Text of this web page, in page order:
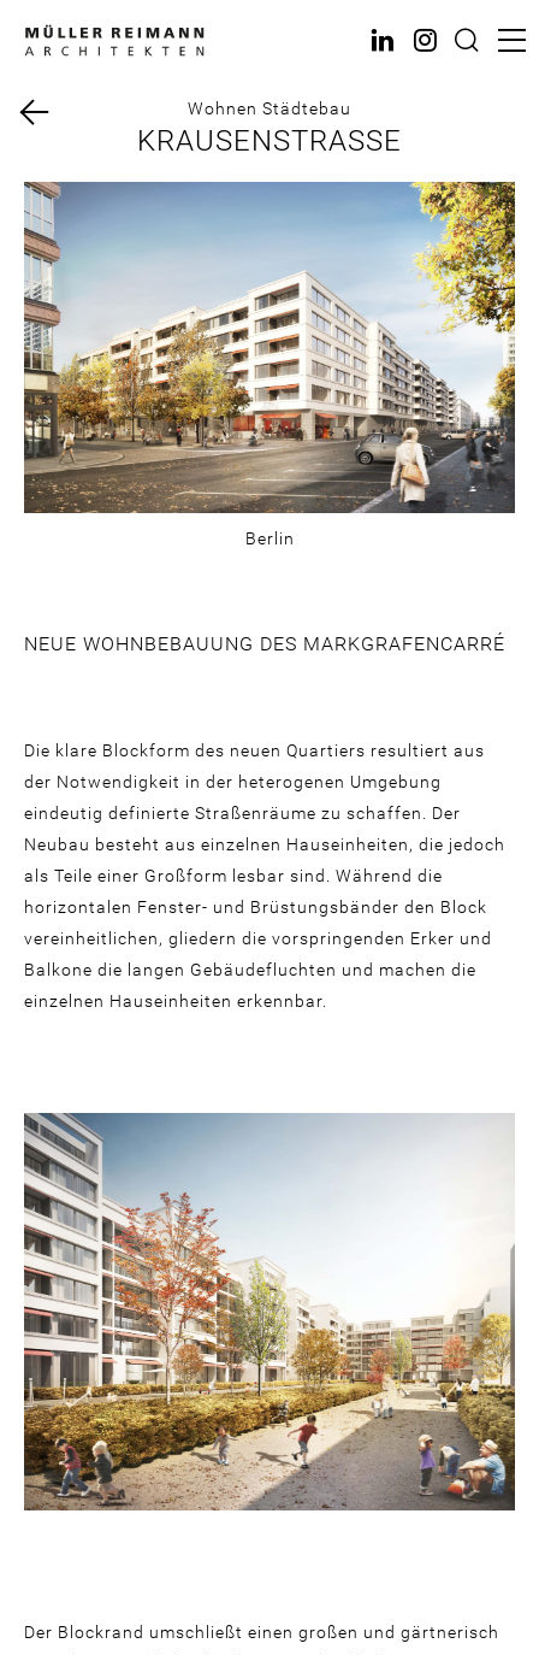
zum
Wohnen Städtebau
KRAUSENSTRASSE
Berlin
NEUE WOHNBEBAUUNG DES MARKGRAFENCARRÉ
Die klare Blockform des neuen Quartiers resultiert aus
der Notwendigkeit in der heterogenen Umgebung
eindeutig definierte Straßenräume zu schaffen. Der
Neubau besteht aus einzelnen Hauseinheiten, die jedoch
als Teile einer Großform lesbar sind. Während die
horizontalen Fenster- und Brüstungsbänder den Block
vereinheitlichen, gliedern die vorspringenden Erker und
Balkone die langen Gebäudefluchten und machen die
einzelnen Hauseinheiten erkennbar.
Der Blockrand umschließt einen großen und gärtnerisch